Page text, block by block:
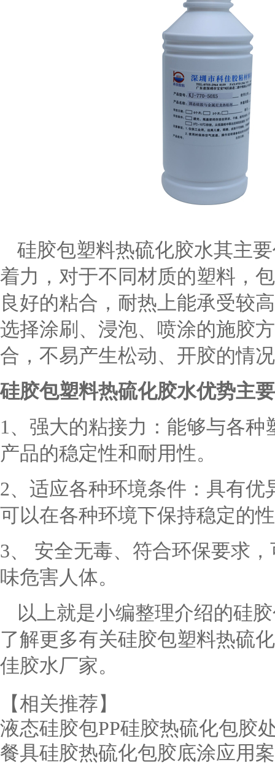
硅胶包塑料热硫化胶水其主
着力，对于不同材质的塑料，
良好的粘合，耐热上能承受较
选择涂刷、浸泡、喷涂的施胶
合，不易产生松动、开胶的情
硅胶包塑料热硫化胶水优势主
1、强大的粘接力：能够与各
产品的稳定性和耐用性。
2、适应各种环境条件：具有
可以在各种环境下保持稳定的
3、 安全无毒、符合环保要求
味危害人体。
以上就是小编整理介绍的硅
了解更多有关硅胶包塑料热硫
佳胶水厂家。
【相关推荐】
液态硅胶包PP硅胶热硫化包胶
餐具硅胶热硫化包胶底涂应用